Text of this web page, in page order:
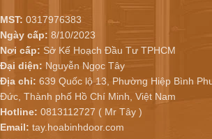
MST: 0317976383
Ngày cấp: 8/10/2023
Nơi cấp: Sở Kế Hoạch Đầu Tư TPHCM
Đại diện: Nguyễn Ngọc Tây
Địa chỉ: 639 Quốc lộ 13, Phường Hiệp Bình
Đức, Thành phố Hồ Chí Minh, Việt Nam
Hotline: 0813112727 ( Mr Tây )
Email: tay.hoabinhdoor.com